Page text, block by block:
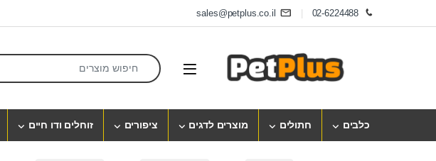
Skip to navigation
02-6224488
sales@petplus.co.il
Open
Search for:
כלבים חתולים מוצרים לדגים ציפורים זוחלים ודו חיים